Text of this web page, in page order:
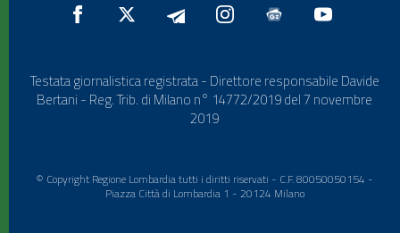
Testata giornalistica registrata - Direttore responsabile Davide
Bertani - Reg. Trib. di Milano n° 14772/2019 del 7 novembre
2019
© Copyright Regione Lombardia tutti i diritti riservati - C.F. 80050050154 -
Piazza Città di Lombardia 1 - 20124 Milano